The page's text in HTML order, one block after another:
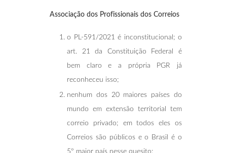
Associação dos Profissionais dos Correios
o PL-591/2021 é inconstitucional; o
art. 21 da Constituição Federal é
bem claro e a própria PGR já
reconheceu isso;
nenhum dos 20 maiores países do
mundo em extensão territorial tem
correio privado; em todos eles os
Correios são públicos e o Brasil é o